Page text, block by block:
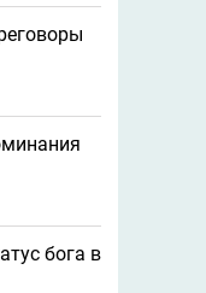
бога в